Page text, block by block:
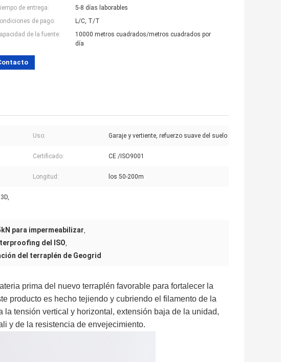
de entrega:
5-8 días laborables
de pago:
L/C, T/T
de la fuente:
10000 metros cuadrados/metros cuadrados por
día
Uso: Garaje y vertiente, refuerzo suave del suelo
Certificado: CE /ISO9001
Longitud: los 50-200m
para impermeabilizar,
del ISO,
del terraplén de Geogrid
prima del nuevo terraplén favorable para fortalecer la
producto es hecho tejiendo y cubriendo el filamento de la
tensión vertical y horizontal, extensión baja de la unidad,
y de la resistencia de envejecimiento.